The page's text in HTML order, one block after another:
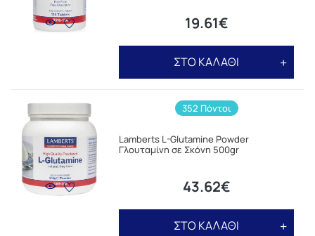
19.61€
ΣΤΟ ΚΑΛΑΘΙ
352 Πόντοι
Lamberts L-Glutamine Powder
Γλουταμίνη σε Σκόνη 500gr
43.62€
ΣΤΟ ΚΑΛΑΘΙ